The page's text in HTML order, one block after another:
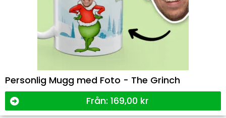
Personlig Mugg med Foto - The Grinch
Från: 169,00 kr